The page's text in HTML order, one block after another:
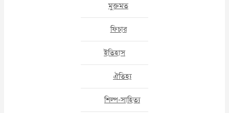
মুক্তমত
ফিচার
ইতিহাস
ঐতিহ্য
শিল্প-সাহিত্য